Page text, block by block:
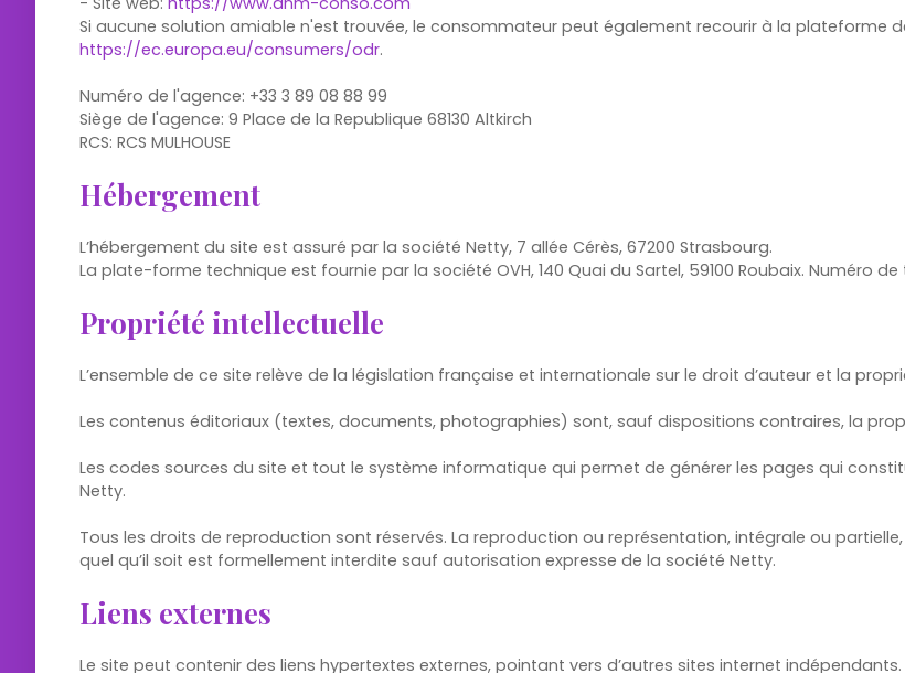
Si aucune solution amiable n'est trouvée, le consommateur peut également recourir à la plateforme
https://ec.europa.eu/consumers/odr.
Numéro de l'agence: +33 3 89 08 88 99
Siège de l'agence: 9 Place de la Republique 68130 Altkirch
RCS: RCS MULHOUSE
Hébergement
L’hébergement du site est assuré par la société Netty, 7 allée Cérès, 67200 Strasbourg.
La plate-forme technique est fournie par la société OVH, 140 Quai du Sartel, 59100 Roubaix. Numéro de
Propriété intellectuelle
L’ensemble de ce site relève de la législation française et internationale sur le droit d’auteur et la
Les contenus éditoriaux (textes, documents, photographies) sont, sauf dispositions contraires, la
Les codes sources du site et tout le système informatique qui permet de générer les pages qui
Netty.
Tous les droits de reproduction sont réservés. La reproduction ou représentation, intégrale ou
quel qu’il soit est formellement interdite sauf autorisation expresse de la société Netty.
Liens externes
Le site peut contenir des liens hypertextes externes, pointant vers d’autres sites internet